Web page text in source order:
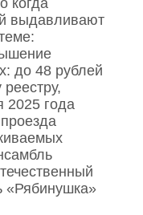
когда
выдавливают
до 48 рублей
2025 года
«Рябинушка»